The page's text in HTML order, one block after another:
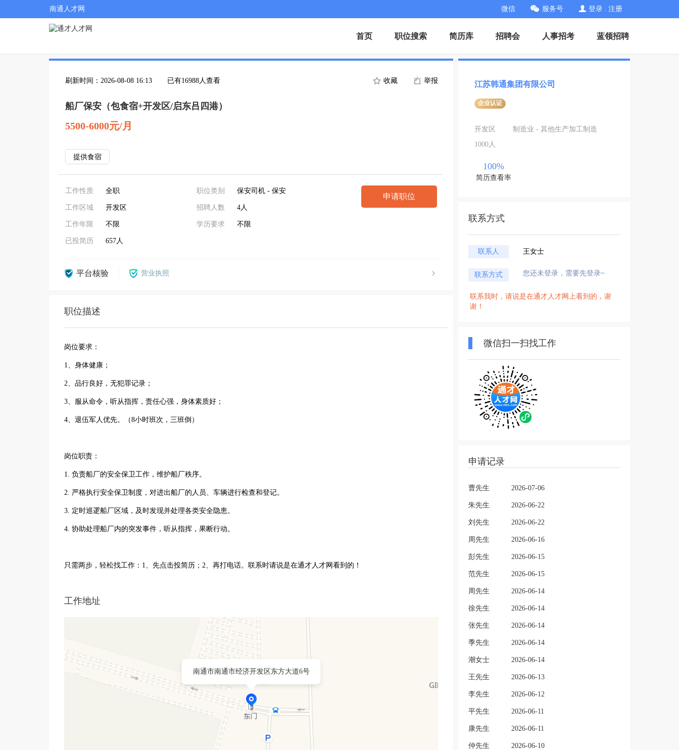
南通人才网 微信 服务号 登录 注册
首页 职位搜索 简历库 招聘会 人事招考 蓝领招聘
刷新时间：2026-08-08 16:13 已有16988人查看 收藏 举报
船厂保安（包食宿+开发区/启东吕四港）
5500-6000元/月
提供食宿
工作性质 全职
工作区域 开发区
工作年限 不限
已投简历 657人
职位类别 保安司机 - 保安
招聘人数 4人
学历要求 不限
申请职位
平台核验 营业执照
职位描述
岗位要求：
1、身体健康；
2、品行良好，无犯罪记录；
3、服从命令，听从指挥，责任心强，身体素质好；
4、退伍军人优先。（8小时班次，三班倒）
岗位职责：
1. 负责船厂的安全保卫工作，维护船厂秩序。
2. 严格执行安全保卫制度，对进出船厂的人员、车辆进行检查和登记。
3. 定时巡逻船厂区域，及时发现并处理各类安全隐患。
4. 协助处理船厂内的突发事件，听从指挥，果断行动。
只需两步，轻松找工作：1、先点击投简历；2、再打电话。联系时请说是在通才人才网看到的！
工作地址
南通市南通市经济开发区东方大道6号
江苏韩通集团有限公司
企业认证
开发区
制造业 - 其他生产加工制造
1000人
100%
简历查看率
联系方式
联系人 王女士
联系方式 您还未登录，需要先登录~
联系我时，请说是在通才人才网上看到的，谢
谢！
微信扫一扫找工作
申请记录
曹先生 2026-07-06
朱先生 2026-06-22
刘先生 2026-06-22
周先生 2026-06-16
彭先生 2026-06-15
范先生 2026-06-15
周先生 2026-06-14
徐先生 2026-06-14
张先生 2026-06-14
季先生 2026-06-14
潮女士 2026-06-14
王先生 2026-06-13
李先生 2026-06-12
平先生 2026-06-11
康先生 2026-06-11
仲先生 2026-06-10